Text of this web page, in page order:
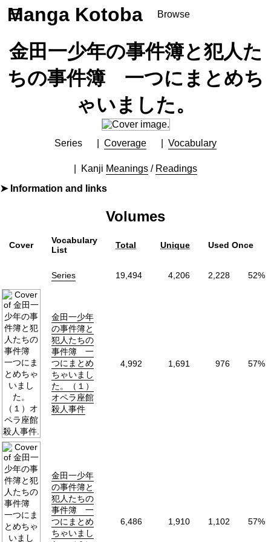
☰
Manga Kotoba Browse
Series
Browse Series
Newly Added Series
Time-Limited Freebies
FAQs
金田一少年の事件簿と犯人た
ちの事件簿 一つにまとめち
ゃいました。
Series Coverage Vocabulary
Kanji Meanings / Readings
Information and links
Publisher
講談社
(Kodansha)
Volumes
Cover
Vocabulary
List
Total Unique Used Once
Series 19,494 4,206 2,228 52%
金田一少年
の事件簿と
犯人たちの
事件簿 一
つにまとめ
ちゃいまし
た。（１）
オペラ座館
殺人事件
4,992 1,691 976 57%
金田一少年
の事件簿と
犯人たちの
事件簿 一
つにまとめ
ちゃいまし
6,486 1,910 1,102 57%